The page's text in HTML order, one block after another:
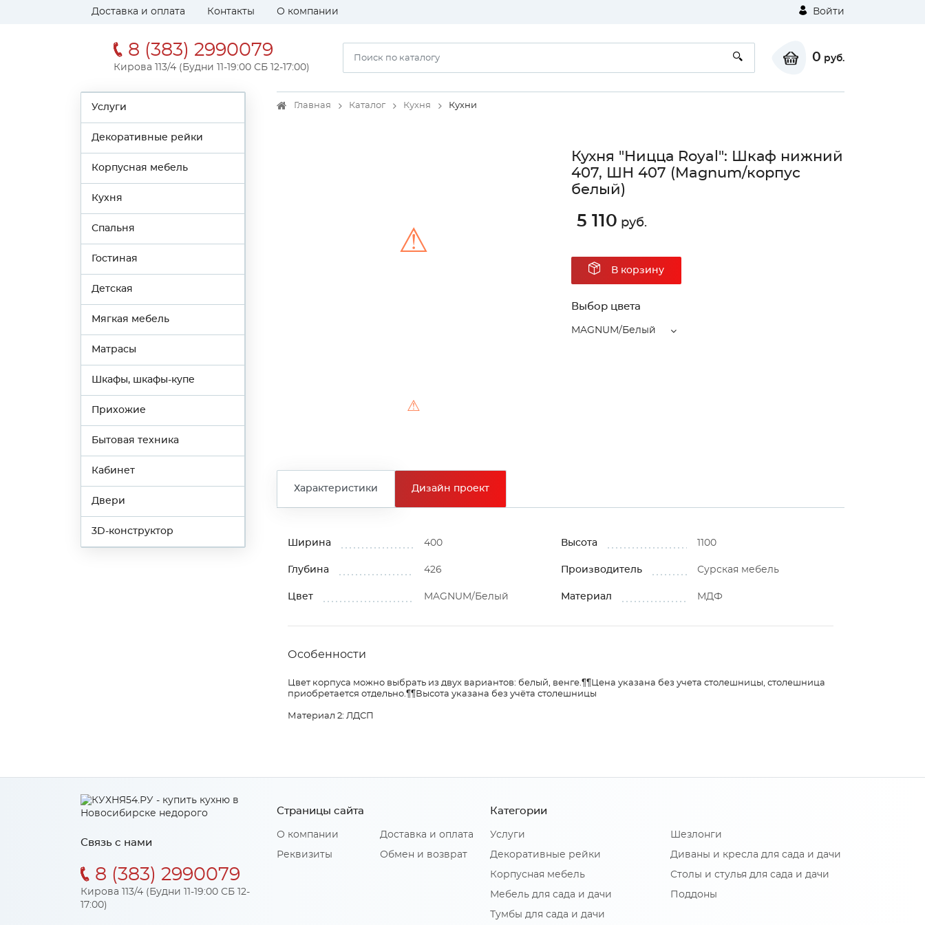
Доставка и оплата Контакты О компании Войти
8 (383) 2990079
Кирова 113/4 (Будни 11-19:00 СБ 12-17:00)
0 руб.
Услуги
Декоративные рейки
Корпусная мебель
Кухня
Спальня
Гостиная
Детская
Мягкая мебель
Матрасы
Шкафы, шкафы-купе
Прихожие
Бытовая техника
Кабинет
Двери
3D-конструктор
Главная Каталог Кухня Кухни
⚠
⚠
Кухня "Ницца Royal": Шкаф нижний
407, ШН 407 (Magnum/корпус
белый)
5 110 руб.
В корзину
Выбор цвета
MAGNUM/Белый
Характеристики Дизайн проект
Ширина 400 Высота 1100
Глубина 426 Производитель Сурская мебель
Цвет MAGNUM/Белый Материал МДФ
Особенности
Цвет корпуса можно выбрать из двух вариантов: белый, венге.¶¶Цена указана без учета столешницы, столешница
приобретается отдельно.¶¶Высота указана без учёта столешницы
Материал 2: ЛДСП
Связь с нами
8 (383) 2990079
Кирова 113/4 (Будни 11-19:00 СБ 12-
17:00)
Страницы сайта
О компании
Реквизиты
Доставка и оплата
Обмен и возврат
Категории
Услуги
Декоративные рейки
Корпусная мебель
Мебель для сада и дачи
Тумбы для сада и дачи
Шезлонги
Диваны и кресла для сада и дачи
Столы и стулья для сада и дачи
Поддоны